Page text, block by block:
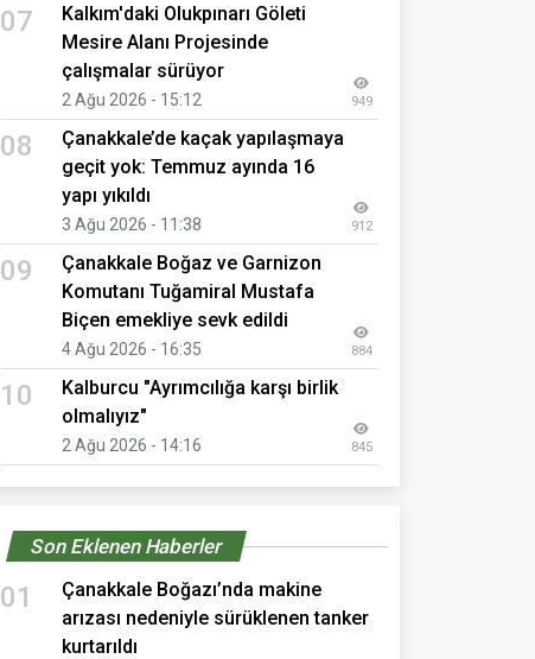
07
Kalkım'daki Olukpınarı Göleti
Mesire Alanı Projesinde
çalışmalar sürüyor
2 Ağu 2026 - 15:12 949
08
Çanakkale’de kaçak yapılaşmaya
geçit yok: Temmuz ayında 16
yapı yıkıldı
3 Ağu 2026 - 11:38 912
09
Çanakkale Boğaz ve Garnizon
Komutanı Tuğamiral Mustafa
Biçen emekliye sevk edildi
4 Ağu 2026 - 16:35 884
10
Kalburcu "Ayrımcılığa karşı birlik
olmalıyız"
2 Ağu 2026 - 14:16 845
Son Eklenen Haberler
01
Çanakkale Boğazı’nda makine
arızası nedeniyle sürüklenen tanker
kurtarıldı